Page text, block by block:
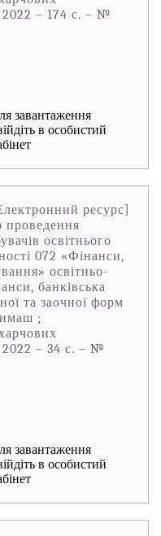
– 174 с. – №
завантаження
в особистий
ресурс]
проведення
освітнього
072 «Фінанси,
освітньо-
банківська
та заочної форм
;
– 34 с. – №
завантаження
в особистий